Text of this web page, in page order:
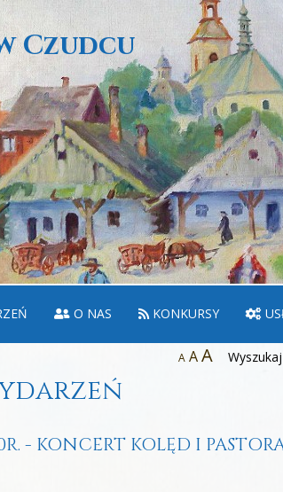
Czudcu
O NAS KONKURSY
A AA
- KONCERT KOLĘD I